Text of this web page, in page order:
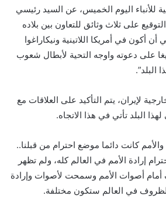
للأنباء اليوم الخميس، عن السيد رئيسي
على ثلاث وثائق للتعاون بين بلاده
أن أكون في أمريكا اللاتينية ونيكاراغوا
على دعوته واوجه التحية لأبطال شعوب
البلد”.
لإيران، يتم التأكيد على العلاقات مع
البلد تأتي في هذا الاتجاه.
كانت دائما موضع احترام من قبلنا..
إرادة الأمم في العالم كله، ولم تظهر
أمام أصوات الأمم وسمحت لأصوات وإرادة
في العالم ستكون مختلفة.